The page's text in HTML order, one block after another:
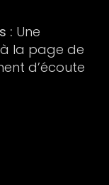
: Une
la page de
d’écoute